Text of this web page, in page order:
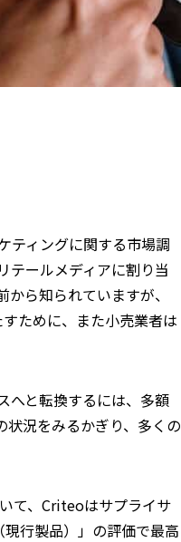
ティングに関する市場調
テールメディアに割り当
ら知られていますが、
ために、また小売業者は
へと転換するには、多額
況をみるかぎり、多くの
て、Criteoはサプライサ
行製品）」の評価で最高